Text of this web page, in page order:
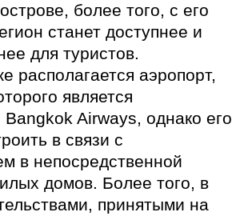
более того, с его
станет доступнее и
для туристов.
располагается аэропорт,
является
Airways, однако его
в связи с
в непосредственной
домов. Более того, в
принятыми на